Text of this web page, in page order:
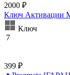
2000 ₽
Ключ Активации
Ключ
7
399 ₽